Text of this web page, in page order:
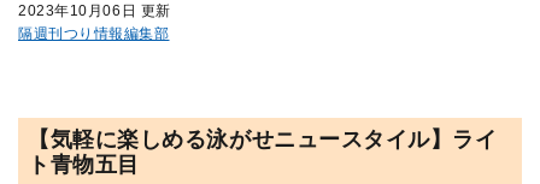
2023年10月06日 更新
隔週刊つり情報編集部
【気軽に楽しめる泳がせニュースタイル】ライ
ト青物五目